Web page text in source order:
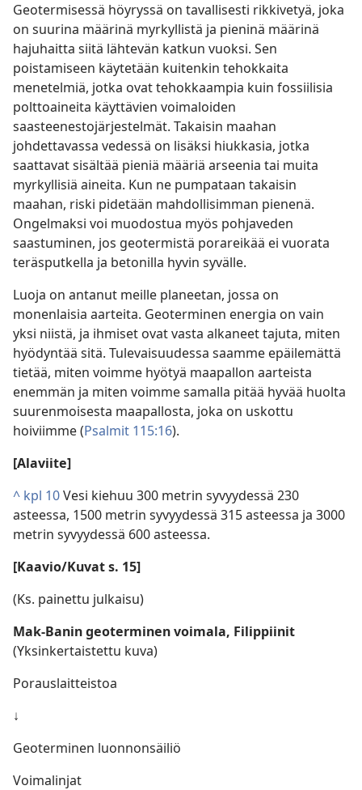
Geotermisessä höyryssä on tavallisesti rikkivetyä, joka
on suurina määrinä myrkyllistä ja pieninä määrinä
hajuhaitta siitä lähtevän katkun vuoksi. Sen
poistamiseen käytetään kuitenkin tehokkaita
menetelmiä, jotka ovat tehokkaampia kuin fossiilisia
polttoaineita käyttävien voimaloiden
saasteenestojärjestelmät. Takaisin maahan
johdettavassa vedessä on lisäksi hiukkasia, jotka
saattavat sisältää pieniä määriä arseenia tai muita
myrkyllisiä aineita. Kun ne pumpataan takaisin
maahan, riski pidetään mahdollisimman pienenä.
Ongelmaksi voi muodostua myös pohjaveden
saastuminen, jos geotermistä porareikää ei vuorata
teräsputkella ja betonilla hyvin syvälle.
Luoja on antanut meille planeetan, jossa on
monenlaisia aarteita. Geoterminen energia on vain
yksi niistä, ja ihmiset ovat vasta alkaneet tajuta, miten
hyödyntää sitä. Tulevaisuudessa saamme epäilemättä
tietää, miten voimme hyötyä maapallon aarteista
enemmän ja miten voimme samalla pitää hyvää huolta
suurenmoisesta maapallosta, joka on uskottu
hoiviimme (Psalmit 115:16).
[Alaviite]
^ kpl 10Vesi kiehuu 300 metrin syvyydessä 230
asteessa, 1500 metrin syvyydessä 315 asteessa ja 3000
metrin syvyydessä 600 asteessa.
[Kaavio/Kuvat s. 15]
(Ks. painettu julkaisu)
Mak-Banin geoterminen voimala, Filippiinit
(Yksinkertaistettu kuva)
Porauslaitteistoa
↓
Geoterminen luonnonsäiliö
Voimalinjat